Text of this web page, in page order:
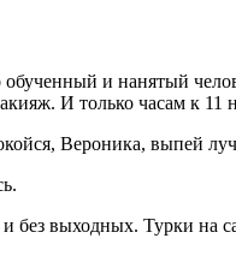
и нанятый
И только часам к 11
Вероника, выпей
выходных. Турки на